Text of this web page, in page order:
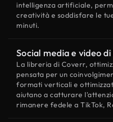
intelligenza artificiale,
creatività e soddisfare le
minuti.
Social media e video
La libreria di Coverr,
pensata per un
formati verticali e
aiutano a catturare
rimanere fedele a TikTok,